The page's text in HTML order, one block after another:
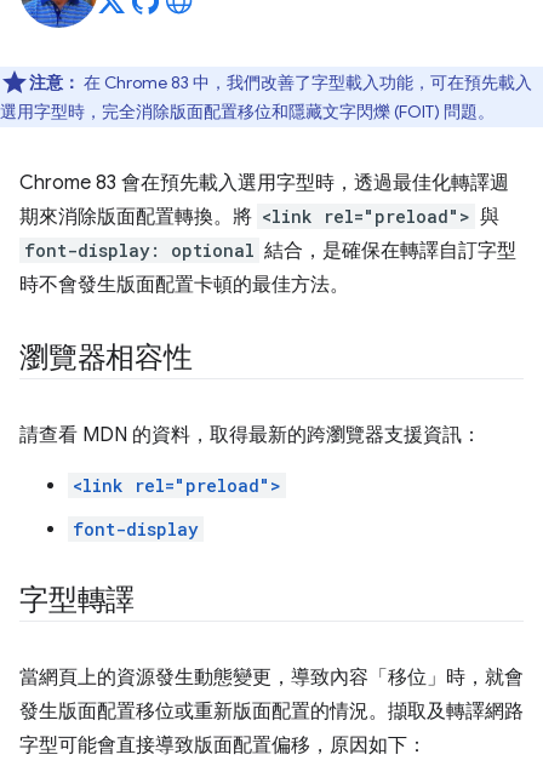
注意： 在 Chrome 83 中，我們改善了字型載入功能，可在預先載入
選用字型時，完全消除版面配置移位和隱藏文字閃爍 (FOIT) 問題。
Chrome 83 會在預先載入選用字型時，透過最佳化轉譯週
期來消除版面配置轉換。將 <link rel="preload"> 與
font-display: optional 結合，是確保在轉譯自訂字型
時不會發生版面配置卡頓的最佳方法。
瀏覽器相容性
請查看 MDN 的資料，取得最新的跨瀏覽器支援資訊：
<link rel="preload">
font-display
字型轉譯
當網頁上的資源發生動態變更，導致內容「移位」時，就會
發生版面配置移位或重新版面配置的情況。擷取及轉譯網路
字型可能會直接導致版面配置偏移，原因如下：